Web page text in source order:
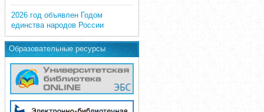
2026 год объявлен Годом
единства народов России
Образовательные ресурсы